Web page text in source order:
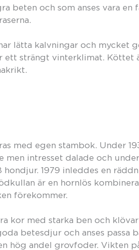
beten och som anses vara en
lätta kalvningar och mycket
ett strängt vinterklimat. Köttet
med egen stambok. Under
intresset dalade och
hondjur. 1979 inleddes en
är en hornlös
förekommer.
kor med starka ben och
betesdjur och anses passa
hög andel grovfoder. Vikten